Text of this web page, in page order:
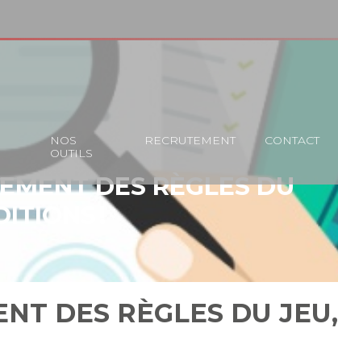
NOS
OUTILS
RECRUTEMENT CONTACT
DES RÈGLES DU
!
DES RÈGLES DU JEU,